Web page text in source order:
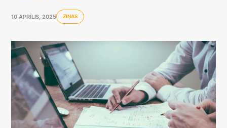
10 APRĪLIS, 2025 ZIŅAS